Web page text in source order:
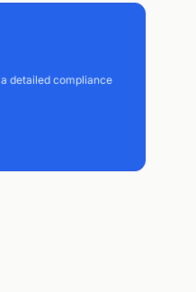
detailed compliance